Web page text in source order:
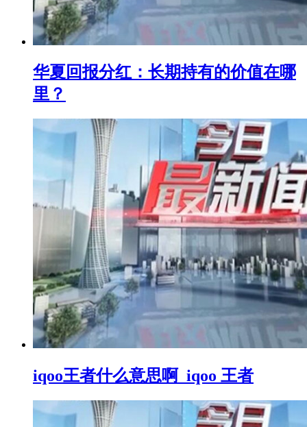
华夏回报分红：长期持有的价值在哪
里？
iqoo王者什么意思啊_iqoo 王者